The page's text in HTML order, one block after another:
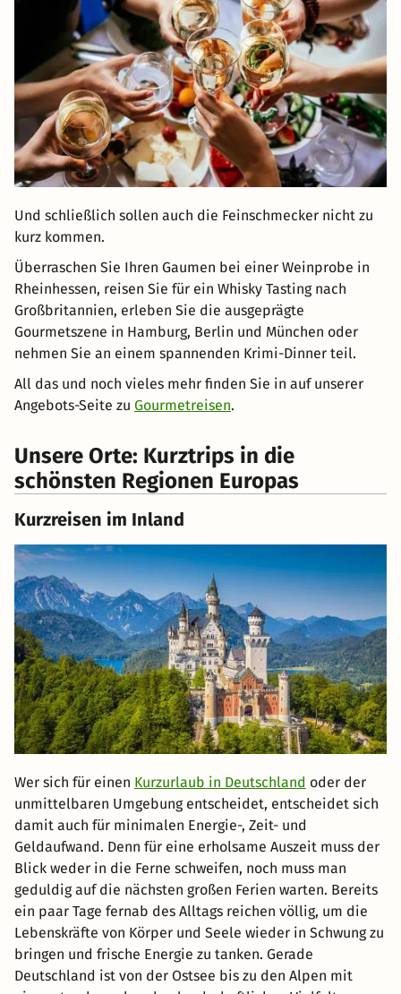
Und schließlich sollen auch die Feinschmecker nicht zu
kurz kommen.
Überraschen Sie Ihren Gaumen bei einer Weinprobe in
Rheinhessen, reisen Sie für ein Whisky Tasting nach
Großbritannien, erleben Sie die ausgeprägte
Gourmetszene in Hamburg, Berlin und München oder
nehmen Sie an einem spannenden Krimi-Dinner teil.
All das und noch vieles mehr finden Sie in auf unserer
Angebots-Seite zu Gourmetreisen.
Unsere Orte: Kurztrips in die
schönsten Regionen Europas
Kurzreisen im Inland
Wer sich für einen Kurzurlaub in Deutschland oder der
unmittelbaren Umgebung entscheidet, entscheidet sich
damit auch für minimalen Energie-, Zeit- und
Geldaufwand. Denn für eine erholsame Auszeit muss der
Blick weder in die Ferne schweifen, noch muss man
geduldig auf die nächsten großen Ferien warten. Bereits
ein paar Tage fernab des Alltags reichen völlig, um die
Lebenskräfte von Körper und Seele wieder in Schwung zu
bringen und frische Energie zu tanken. Gerade
Deutschland ist von der Ostsee bis zu den Alpen mit